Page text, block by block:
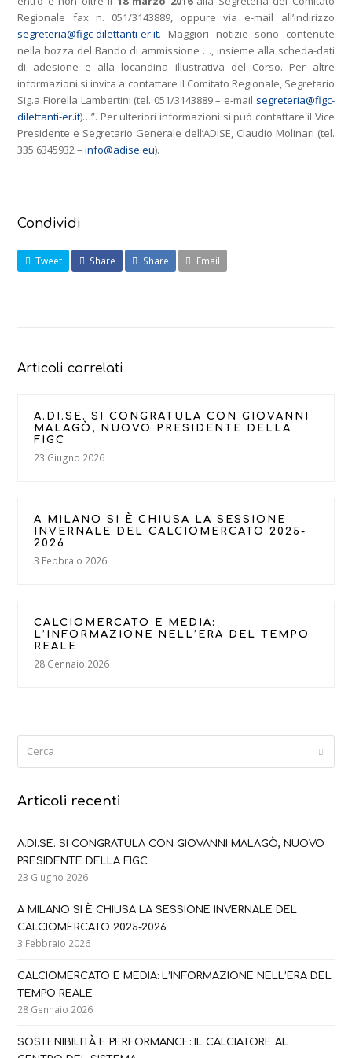
Regionale fax n. 051/3143889, oppure via e-mail all’indirizzo
segreteria@figc-dilettanti-er.it. Maggiori notizie sono contenute
nella bozza del Bando di ammissione …, insieme alla scheda-dati
di adesione e alla locandina illustrativa del Corso. Per altre
informazioni si invita a contattare il Comitato Regionale, Segretario
Sig.a Fiorella Lambertini (tel. 051/3143889 – e-mail segreteria@figc-
dilettanti-er.it)…”. Per ulteriori informazioni si può contattare il Vice
Presidente e Segretario Generale dell’ADISE, Claudio Molinari (tel.
335 6345932 –info@adise.eu).
Condividi
Tweet Share Share Email
Articoli correlati
A.DI.SE. SI CONGRATULA CON GIOVANNI
MALAGÒ, NUOVO PRESIDENTE DELLA
FIGC
23 Giugno 2026
A MILANO SI È CHIUSA LA SESSIONE
INVERNALE DEL CALCIOMERCATO 2025-
2026
3 Febbraio 2026
CALCIOMERCATO E MEDIA:
L’INFORMAZIONE NELL’ERA DEL TEMPO
REALE
28 Gennaio 2026
Submit
Articoli recenti
A.DI.SE. SI CONGRATULA CON GIOVANNI MALAGÒ, NUOVO
PRESIDENTE DELLA FIGC
23 Giugno 2026
A MILANO SI È CHIUSA LA SESSIONE INVERNALE DEL
CALCIOMERCATO 2025-2026
3 Febbraio 2026
CALCIOMERCATO E MEDIA: L’INFORMAZIONE NELL’ERA DEL
TEMPO REALE
28 Gennaio 2026
SOSTENIBILITÀ E PERFORMANCE: IL CALCIATORE AL